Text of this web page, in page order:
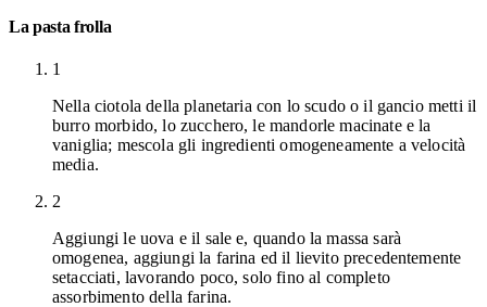
La pasta frolla
1
Nella ciotola della planetaria con lo scudo o il gancio metti il
burro morbido, lo zucchero, le mandorle macinate e la
vaniglia; mescola gli ingredienti omogeneamente a velocità
media.
2
Aggiungi le uova e il sale e, quando la massa sarà
omogenea, aggiungi la farina ed il lievito precedentemente
setacciati, lavorando poco, solo fino al completo
assorbimento della farina.